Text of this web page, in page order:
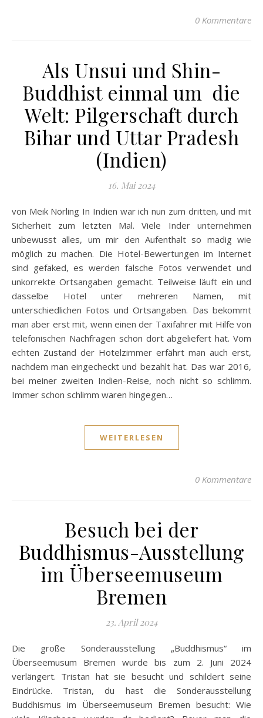
0 Kommentare
Als Unsui und Shin-
Buddhist einmal um die
Welt: Pilgerschaft durch
Bihar und Uttar Pradesh
(Indien)
16. Mai 2024
von Meik Nörling In Indien war ich nun zum dritten, und mit
Sicherheit zum letzten Mal. Viele Inder unternehmen
unbewusst alles, um mir den Aufenthalt so madig wie
möglich zu machen. Die Hotel-Bewertungen im Internet
sind gefaked, es werden falsche Fotos verwendet und
unkorrekte Ortsangaben gemacht. Teilweise läuft ein und
dasselbe Hotel unter mehreren Namen, mit
unterschiedlichen Fotos und Ortsangaben. Das bekommt
man aber erst mit, wenn einen der Taxifahrer mit Hilfe von
telefonischen Nachfragen schon dort abgeliefert hat. Vom
echten Zustand der Hotelzimmer erfährt man auch erst,
nachdem man eingecheckt und bezahlt hat. Das war 2016,
bei meiner zweiten Indien-Reise, noch nicht so schlimm.
Immer schon schlimm waren hingegen…
WEITERLESEN
0 Kommentare
Besuch bei der
Buddhismus-Ausstellung
im Überseemuseum
Bremen
23. April 2024
Die große Sonderausstellung „Buddhismus“ im
Überseemusum Bremen wurde bis zum 2. Juni 2024
verlängert. Tristan hat sie besucht und schildert seine
Eindrücke. Tristan, du hast die Sonderausstellung
Buddhismus im Überseemuseum Bremen besucht: Wie